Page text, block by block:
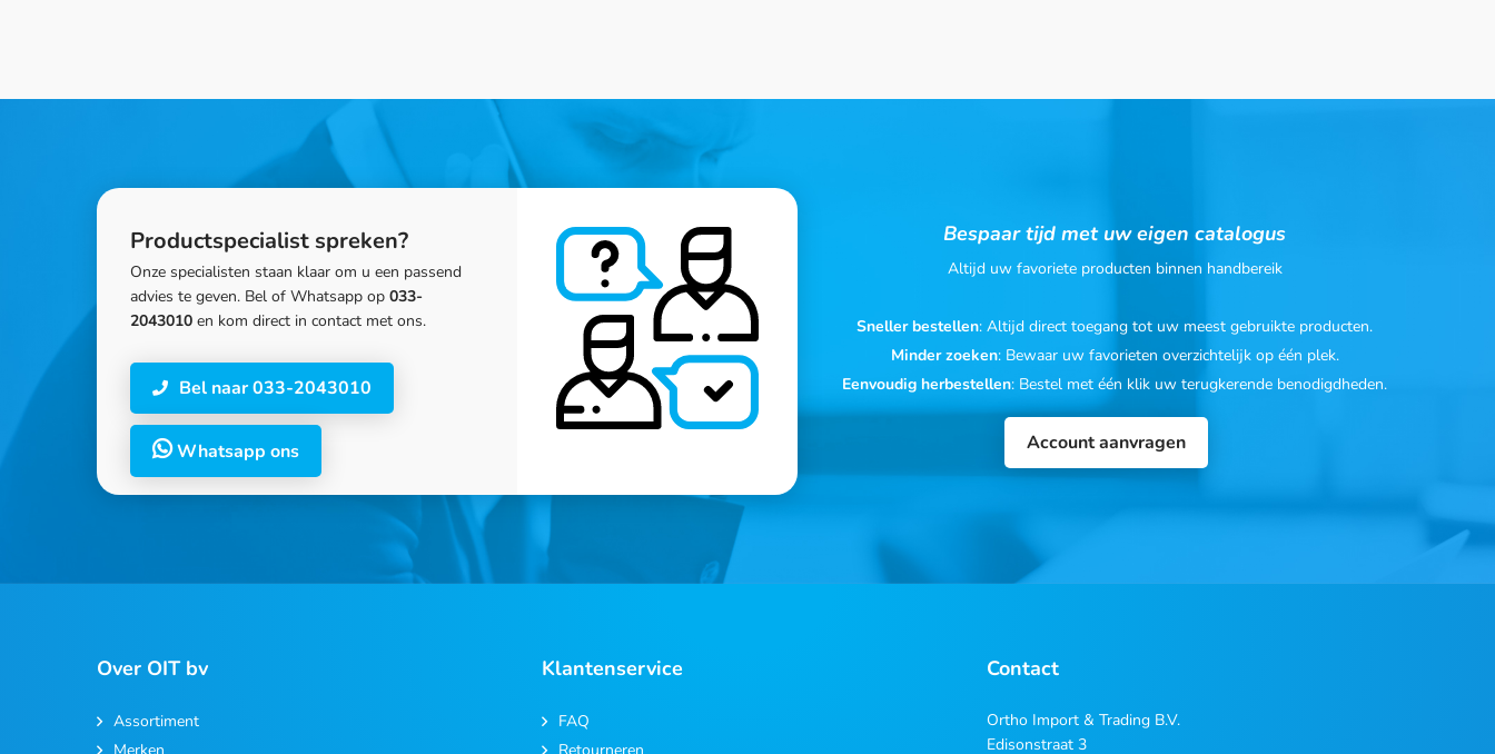
Productspecialist spreken?
Onze specialisten staan klaar om u een passend
advies te geven. Bel of Whatsapp op 033-
2043010 en kom direct in contact met ons.
Bel naar 033-2043010
Whatsapp ons
Bespaar tijd met uw eigen catalogus
Altijd uw favoriete producten binnen handbereik
Sneller bestellen: Altijd direct toegang tot uw meest gebruikte producten.
Minder zoeken: Bewaar uw favorieten overzichtelijk op één plek.
Eenvoudig herbestellen: Bestel met één klik uw terugkerende benodigdheden.
Account aanvragen
Over OIT bv
Assortiment
Klantenservice
FAQ
Contact
Ortho Import & Trading B.V.
Edisonstraat 3